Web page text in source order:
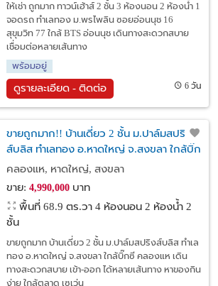
ให้เช่า ถูกมาก ทาวน์เฮ้าส์ 2 ชั้น 3 ห้องนอน 2 ห้องน้ำ 1
จอดรถ ทำเลทอง ม.พรไพลิน ซอยอ่อนนุช 16
สุขุมวิท 77 ใกล้ BTS อ่อนนุช เดินทางสะดวกสบาย
เชื่อมต่อหลายเส้นทาง
พร้อมอยู่
ดูรายละเอียด - ติดต่อ 6 วัน
ขายถูกมาก!! บ้านเดี่ยว 2 ชั้น ม.ปาล์มสปริง
ส์บลิส ทำเลทอง อ.หาดใหญ่ จ.สงขลา ใกล้บิ๊ก
ซี คลองแห
คลองแห, หาดใหญ่, สงขลา
ขาย: 4,990,000บาท
พื้นที่ 68.9 ตร.วา 4 ห้องนอน 2 ห้องน้ำ 2
ชั้น
ขายถูกมาก บ้านเดี่ยว 2 ชั้น ม.ปาล์มสปริงส์บลิส ทำเล
ทอง อ.หาดใหญ่ จ.สงขลา ใกล้บิ๊กซี คลองแห เดิน
ทางสะดวกสบาย เข้า-ออก ได้หลายเส้นทาง หาของกิน
ง่าย ใกล้ตลาด เซเว่น